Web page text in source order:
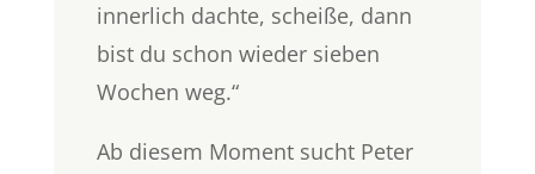
innerlich dachte, scheiße, dann
bist du schon wieder sieben
Wochen weg.“
Ab diesem Moment sucht Peter